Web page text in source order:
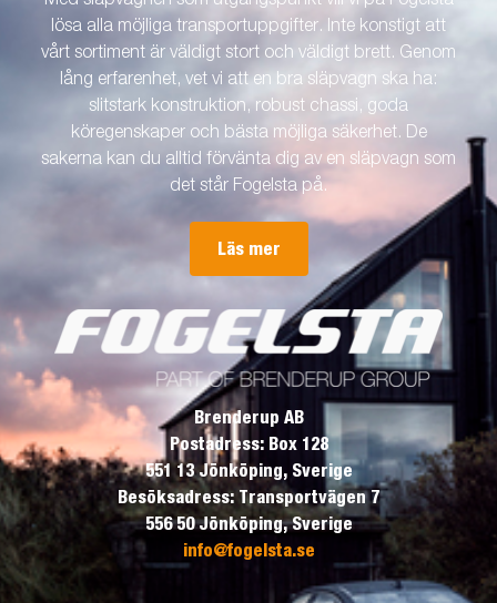
lösa alla möjliga transportuppgifter. Inte konstigt att
vårt sortiment är väldigt stort och väldigt brett. Genom
lång erfarenhet, vet vi att en bra släpvagn ska ha:
slitstark konstruktion, robust chassi, goda
köregenskaper och bästa möjliga säkerhet. De
sakerna kan du alltid förvänta dig av en släpvagn som
det står Fogelsta på.
Läs mer
Brenderup AB
Postadress: Box 128
551 13 Jönköping, Sverige
Besöksadress: Transportvägen 7
556 50 Jönköping, Sverige
info@fogelsta.se